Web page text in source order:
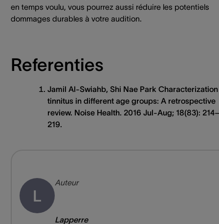
en temps voulu, vous pourrez aussi réduire les potentiels
dommages durables à votre audition.
Referenties
Jamil Al-Swiahb, Shi Nae Park
tinnitus in different age groups: A retrospective
review. Noise Health. 2016 Jul-Aug; 18(83):
219.
L
Auteur
Lapperre